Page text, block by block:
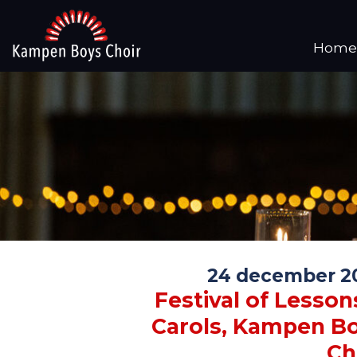
Home
24 december
Festival of
Carols, Kampen